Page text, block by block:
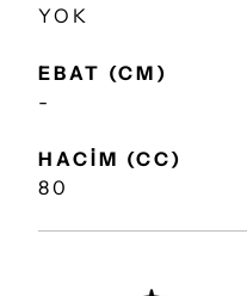
YOK
EBAT (CM)
-
HACİM (CC)
80